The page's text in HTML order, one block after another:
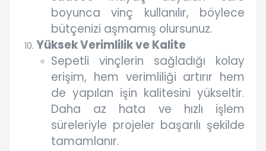
boyunca vinç kullanılır, böylece
bütçenizi aşmamış olursunuz.
Yüksek Verimlilik ve Kalite
Sepetli vinçlerin sağladığı kolay
erişim, hem verimliliği artırır hem
de yapılan işin kalitesini yükseltir.
Daha az hata ve hızlı işlem
süreleriyle projeler başarılı şekilde
tamamlanır.